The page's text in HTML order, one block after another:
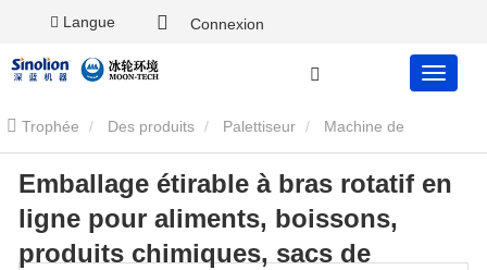
Langue Connexion
Trophée Des produits Palettiseur Machine de
palettisation Emballage étirable à bras rotatif en ligne pour
aliments, boissons, produits chimiques, sacs de bouteilles, barils,
Emballage étirable à bras rotatif en
ligne pour aliments, boissons,
produits chimiques, sacs de